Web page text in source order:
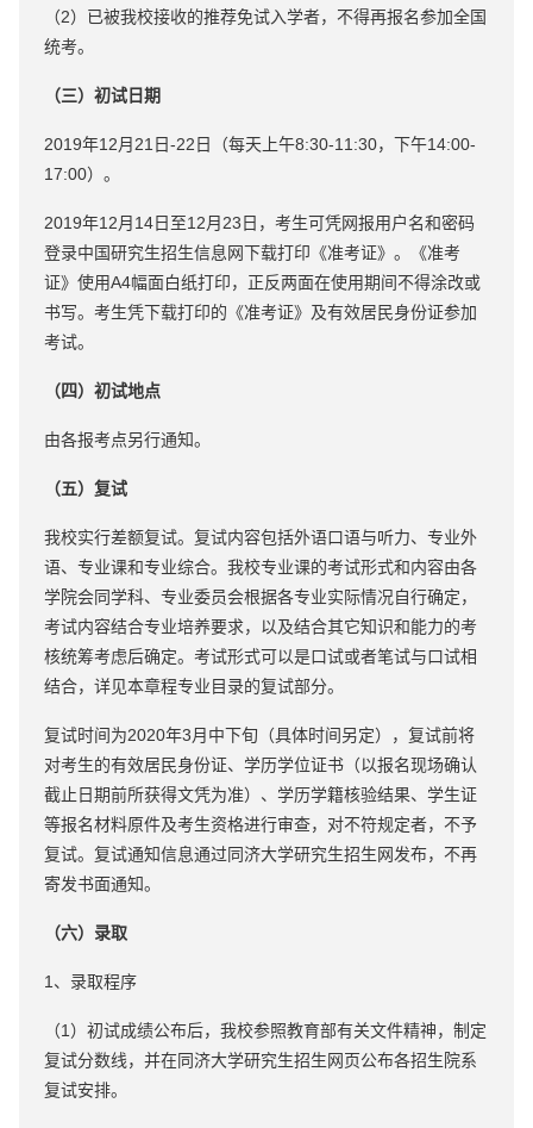
（2）已被我校接收的推荐免试入学者，不得再报名参加全国
统考。
（三）初试日期
2019年12月21日-22日（每天上午8:30-11:30，下午14:00-
17:00）。
2019年12月14日至12月23日，考生可凭网报用户名和密码
登录中国研究生招生信息网下载打印《准考证》。《准考
证》使用A4幅面白纸打印，正反两面在使用期间不得涂改或
书写。考生凭下载打印的《准考证》及有效居民身份证参加
考试。
（四）初试地点
由各报考点另行通知。
（五）复试
我校实行差额复试。复试内容包括外语口语与听力、专业外
语、专业课和专业综合。我校专业课的考试形式和内容由各
学院会同学科、专业委员会根据各专业实际情况自行确定，
考试内容结合专业培养要求，以及结合其它知识和能力的考
核统筹考虑后确定。考试形式可以是口试或者笔试与口试相
结合，详见本章程专业目录的复试部分。
复试时间为2020年3月中下旬（具体时间另定），复试前将
对考生的有效居民身份证、学历学位证书（以报名现场确认
截止日期前所获得文凭为准）、学历学籍核验结果、学生证
等报名材料原件及考生资格进行审查，对不符规定者，不予
复试。复试通知信息通过同济大学研究生招生网发布，不再
寄发书面通知。
（六）录取
1、录取程序
（1）初试成绩公布后，我校参照教育部有关文件精神，制定
复试分数线，并在同济大学研究生招生网页公布各招生院系
复试安排。